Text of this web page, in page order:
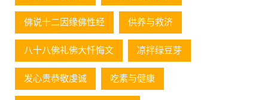
佛说十二因缘佛性经 供养与救济
八十八佛礼佛大忏悔文 凉拌绿豆芽
发心贵恭敬虔诚 吃素与健康